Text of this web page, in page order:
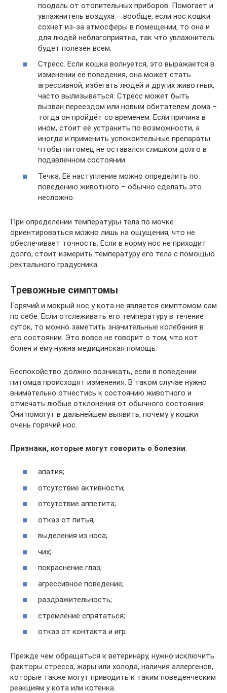
поодаль от отопительных приборов. Помогает и
увлажнитель воздуха – вообще, если нос кошки
сохнет из-за атмосферы в помещении, то она и
для людей неблагоприятна, так что увлажнитель
будет полезен всем.
Стресс. Если кошка волнуется, это выражается в
изменении её поведения, она может стать
агрессивной, избегать людей и других животных,
часто вылизываться. Стресс может быть
вызван переездом или новым обитателем дома –
тогда он пройдёт со временем. Если причина в
ином, стоит её устранить по возможности, а
иногда и применить успокоительные препараты
чтобы питомец не оставался слишком долго в
подавленном состоянии.
Течка. Её наступление можно определить по
поведению животного – обычно сделать это
несложно.
При определении температуры тела по мочке
ориентироваться можно лишь на ощущения, что не
обеспечивает точность. Если в норму нос не приходит
долго, стоит измерить температуру его тела с помощью
ректального градусника.
Тревожные симптомы
Горячий и мокрый нос у кота не является симптомом сам
по себе. Если отслеживать его температуру в течение
суток, то можно заметить значительные колебания в
его состоянии. Это вовсе не говорит о том, что кот
болен и ему нужна медицинская помощь.
Беспокойство должно возникать, если в поведении
питомца происходят изменения. В таком случае нужно
внимательно отнестись к состоянию животного и
отмечать любые отклонения от обычного состояния.
Они помогут в дальнейшем выявить, почему у кошки
очень горячий нос.
Признаки, которые могут говорить о болезни:
апатия;
отсутствие активности;
отсутствие аппетита;
отказ от питья;
выделения из носа;
чих;
покраснение глаз;
агрессивное поведение;
раздражительность;
стремление спрятаться;
отказ от контакта и игр.
Прежде чем обращаться к ветеринару, нужно исключить
факторы стресса, жары или холода, наличия аллергенов,
которые также могут приводить к таким поведенческим
реакциям у кота или котенка.